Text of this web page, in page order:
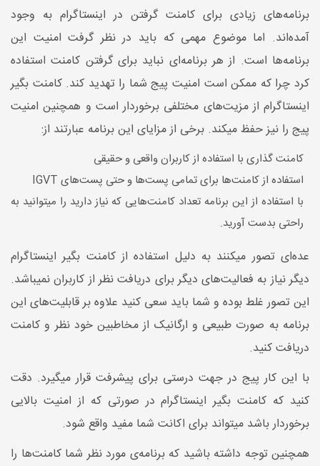
برنامه‌های زیادی برای کامنت گرفتن در اینستاگرام به وجود
آمده‌اند. اما موضوع مهمی که باید در نظر گرفت امنیت این
برنامه‌ها است. از هر برنامه‌ای نباید برای گرفتن کامنت استفاده
کرد چرا که ممکن است امنیت پیج شما را تهدید کند. کامنت بگیر
اینستاگرام از مزیت‌های مختلفی برخوردار است و همچنین امنیت
پیج را نیز حفظ میکند. برخی از مزایای این برنامه عبارتند از:
کامنت گذاری با استفاده از کاربران واقعی و حقیقی
استفاده از کامنت‌ها برای تمامی پست‌ها و حتی پست‌های IGVT
با استفاده از این برنامه تعداد کامنت‌هایی که نیاز دارید را میتوانید به
راحتی بدست آورید.
عده‌ای تصور میکنند به دلیل استفاده از کامنت بگیر اینستاگرام
دیگر نیاز به فعالیت‌های دیگر برای دریافت نظر از کاربران نمیباشد.
این تصور غلط بوده و شما باید سعی کنید علاوه بر قابلیت‌های این
برنامه به صورت طبیعی و ارگانیک از مخاطبین خود نظر و کامنت
دریافت کنید.
با این کار پیج در جهت درستی برای پیشرفت قرار میگیرد. دقت
کنید که کامنت بگیر اینستاگرام در صورتی که از امنیت بالایی
برخوردار باشد میتواند برای اکانت شما مفید واقع شود.
همچنین توجه داشته باشید که برنامه‌ی مورد نظر شما کامنت‌ها را